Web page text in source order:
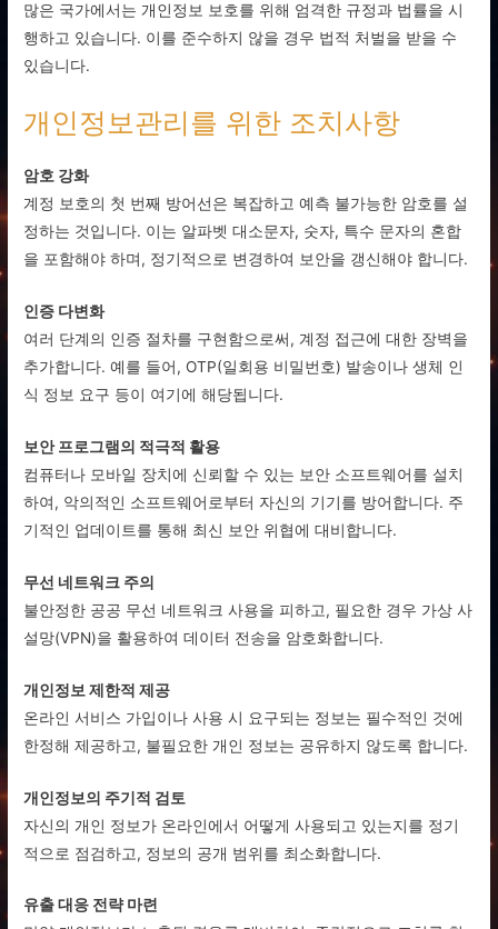
많은 국가에서는 개인정보 보호를 위해 엄격한 규정과 법률을 시
행하고 있습니다. 이를 준수하지 않을 경우 법적 처벌을 받을 수
있습니다.
개인정보관리를 위한 조치사항
암호 강화
계정 보호의 첫 번째 방어선은 복잡하고 예측 불가능한 암호를 설
정하는 것입니다. 이는 알파벳 대소문자, 숫자, 특수 문자의 혼합
을 포함해야 하며, 정기적으로 변경하여 보안을 갱신해야 합니다.
인증 다변화
여러 단계의 인증 절차를 구현함으로써, 계정 접근에 대한 장벽을
추가합니다. 예를 들어, OTP(일회용 비밀번호) 발송이나 생체 인
식 정보 요구 등이 여기에 해당됩니다.
보안 프로그램의 적극적 활용
컴퓨터나 모바일 장치에 신뢰할 수 있는 보안 소프트웨어를 설치
하여, 악의적인 소프트웨어로부터 자신의 기기를 방어합니다. 주
기적인 업데이트를 통해 최신 보안 위협에 대비합니다.
무선 네트워크 주의
불안정한 공공 무선 네트워크 사용을 피하고, 필요한 경우 가상 사
설망(VPN)을 활용하여 데이터 전송을 암호화합니다.
개인정보 제한적 제공
온라인 서비스 가입이나 사용 시 요구되는 정보는 필수적인 것에
한정해 제공하고, 불필요한 개인 정보는 공유하지 않도록 합니다.
개인정보의 주기적 검토
자신의 개인 정보가 온라인에서 어떻게 사용되고 있는지를 정기
적으로 점검하고, 정보의 공개 범위를 최소화합니다.
유출 대응 전략 마련